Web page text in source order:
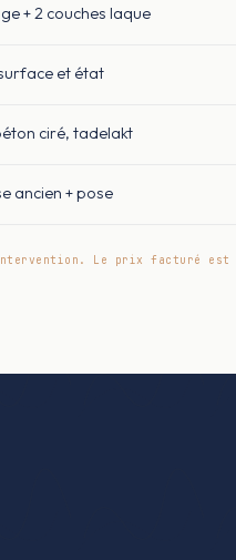
+ 2 couches laque
et état
ciré, tadelakt
ancien + pose
Le prix facturé est